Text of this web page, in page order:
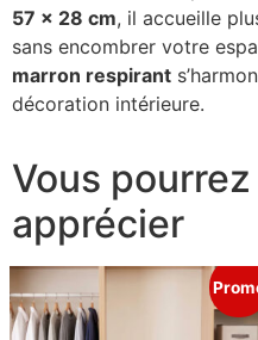
57 x 28 cm, il accueille
sans encombrer votre
marron respirant
décoration intérieure.
Vous
apprécier